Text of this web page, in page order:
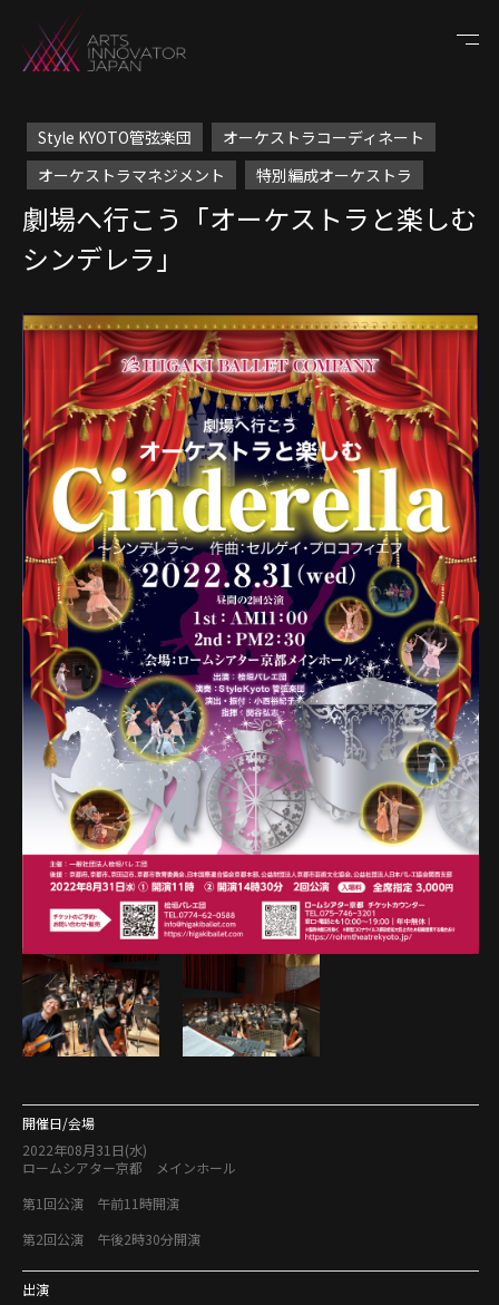
Style KYOTO管弦楽団
オーケストラコーディネート
オーケストラマネジメント
特別編成オーケストラ
劇場へ行こう「オーケストラと楽しむ
シンデレラ」
開催日/会場
2022年08月31日(水)
ロームシアター京都 メインホール
第1回公演 午前11時開演
第2回公演 午後2時30分開演
出演